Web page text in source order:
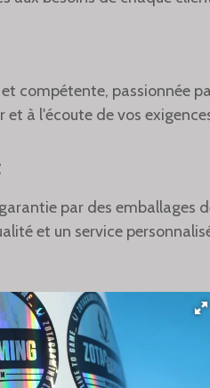
compétente, passionnée
et à l'écoute de vos
garantie par des emballages
et un service